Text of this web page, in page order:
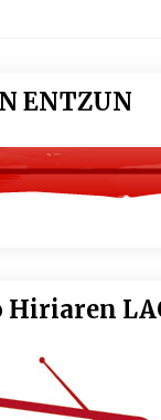
ENTZUN
Hiriaren